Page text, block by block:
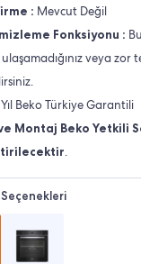
: Mevcut Değil
Fonksiyonu :
veya
Beko Türkiye Garantili
Montaj Beko Yetkili
.